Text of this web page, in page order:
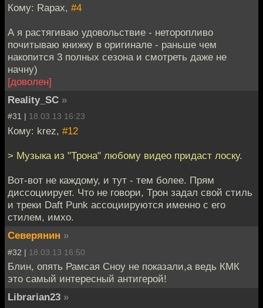
Кому: Rapax, #4
А я растягиваю удовольствие - неторопливо
почитываю книжку в оригинале - раньше чем
накопится 3 полных сезона и смотреть даже не
начну)
[доволен]
Reality_SC »
#31 | 18.03.13 16:23
Кому: krez, #12
> Музыка из "Трона" любому видео придаст лоску.
Вот-вот не каждому, и тут - тем более. Прям
диссоциирует. Что не говори, Трон задал свой стиль
и треки Daft Punk ассоциируются именно с его
стилем, имхо.
Северянин »
#32 | 18.03.13 16:50
Блин, опять Рамсая Сноу не показали,а ведь КМК
это самый интересный антигерой!
Librarian23 »